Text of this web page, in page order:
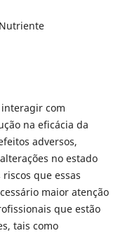
com
na eficácia da
adversos,
no estado
que essas
maior atenção
que estão
tais como